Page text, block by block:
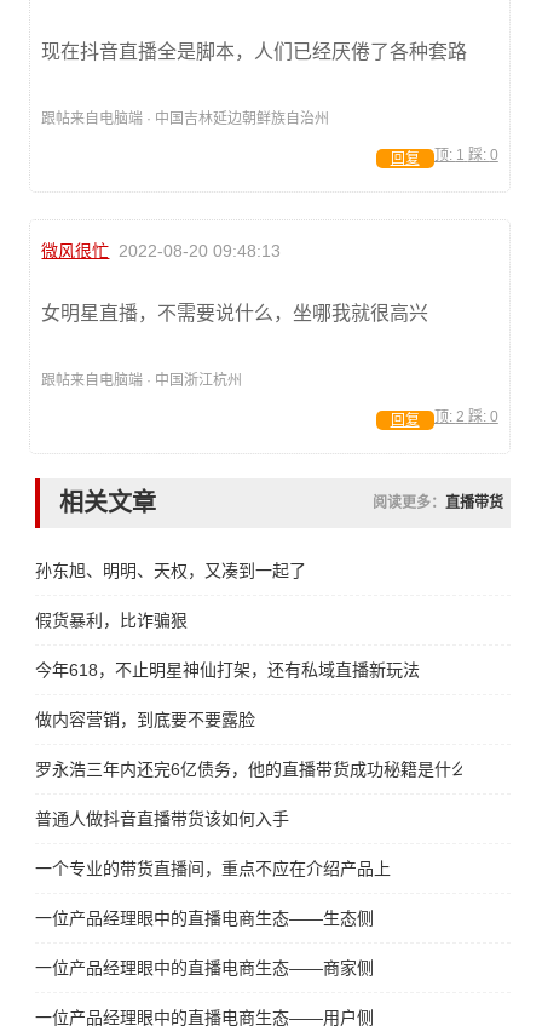
现在抖音直播全是脚本，人们已经厌倦了各种套路
跟帖来自电脑端 · 中国吉林延边朝鲜族自治州
顶: 1 踩: 0
回复
微风很忙 2022-08-20 09:48:13
女明星直播，不需要说什么，坐哪我就很高兴
跟帖来自电脑端 · 中国浙江杭州
顶: 2 踩: 0
回复
相关文章 阅读更多： 直播带货
孙东旭、明明、天权，又凑到一起了
假货暴利，比诈骗狠
今年618，不止明星神仙打架，还有私域直播新玩法
做内容营销，到底要不要露脸
罗永浩三年内还完6亿债务，他的直播带货成功秘籍是什么
普通人做抖音直播带货该如何入手
一个专业的带货直播间，重点不应在介绍产品上
一位产品经理眼中的直播电商生态——生态侧
一位产品经理眼中的直播电商生态——商家侧
一位产品经理眼中的直播电商生态——用户侧